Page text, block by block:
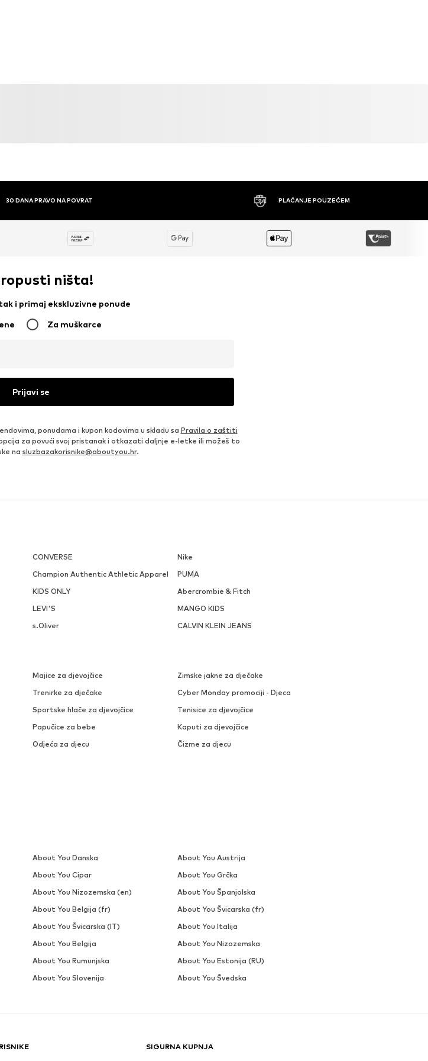
30 DANA PRAVO NA POVRAT PLAĆANJE POUZEĆEM
ništa!
i primaj ekskluzivne ponude
Za muškarce
Prijavi se
ponudama i kupon kodovima u skladu sa Pravila o zaštiti
za povući svoj pristanak i otkazati daljnje e-letke ili možeš to
na sluzbazakorisnike@aboutyou.hr.
CONVERSE
Nike
Champion Authentic Athletic Apparel
PUMA
KIDS ONLY
Abercrombie & Fitch
LEVI'S
MANGO KIDS
s.Oliver CALVIN KLEIN JEANS
Majice za djevojčice
Zimske jakne za dječake
Trenirke za dječake
Cyber Monday promociji - Djeca
Sportske hlače za djevojčice
Tenisice za djevojčice
Papučice za bebe
Kaputi za djevojčice
Odjeća za djecu Čizme za djecu
SIGURNA KUPNJA
About You Danska
About You Austrija
About You Cipar
About You Grčka
About You Nizozemska (en)
About You Španjolska
About You Belgija (fr)
About You Švicarska (fr)
About You Švicarska (IT)
About You Italija
About You Belgija
About You Nizozemska
About You Rumunjska
About You Estonija (RU)
About You Slovenija About You Švedska